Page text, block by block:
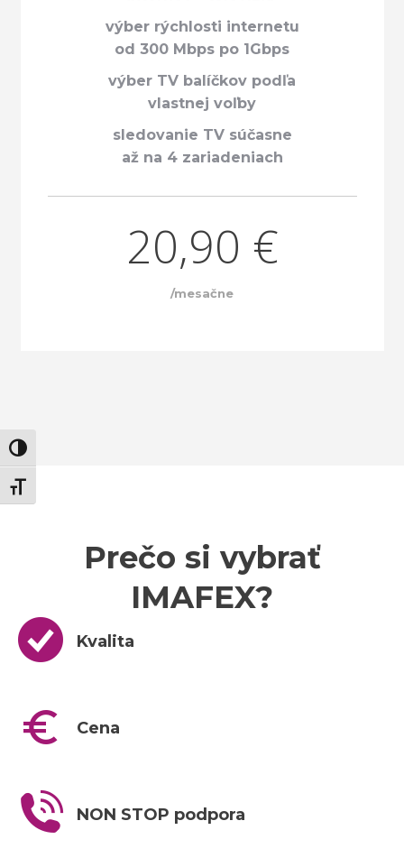
Zmeň vysoký kontrast
Zmeň veľkosť písma
výber rýchlosti internetu
od 300 Mbps po 1Gbps
výber TV balíčkov podľa
vlastnej voľby
sledovanie TV súčasne
až na 4 zariadeniach
20,90 €
/mesačne
Prečo si vybrať
IMAFEX?
Kvalita
Cena
NON STOP podpora